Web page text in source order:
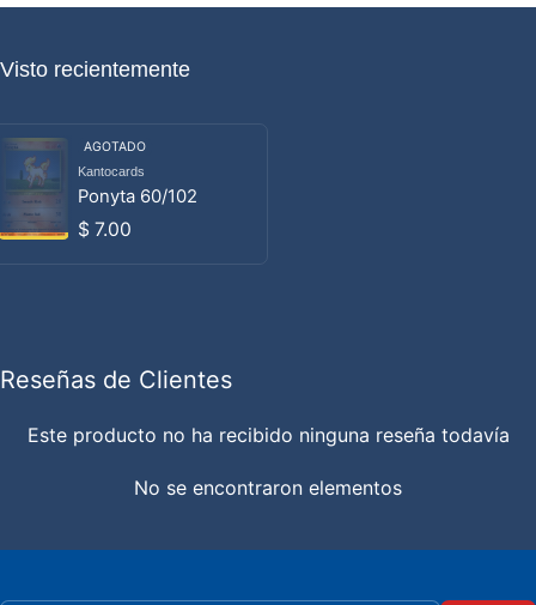
Visto recientemente
AGOTADO
Proveedor:
Kantocards
Ponyta 60/102
Precio habitual
$ 7.00
Reseñas de Clientes
Este producto no ha recibido ninguna reseña todavía
No se encontraron elementos